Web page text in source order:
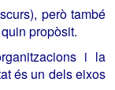
però també
propòsit.
i la
és un dels eixos